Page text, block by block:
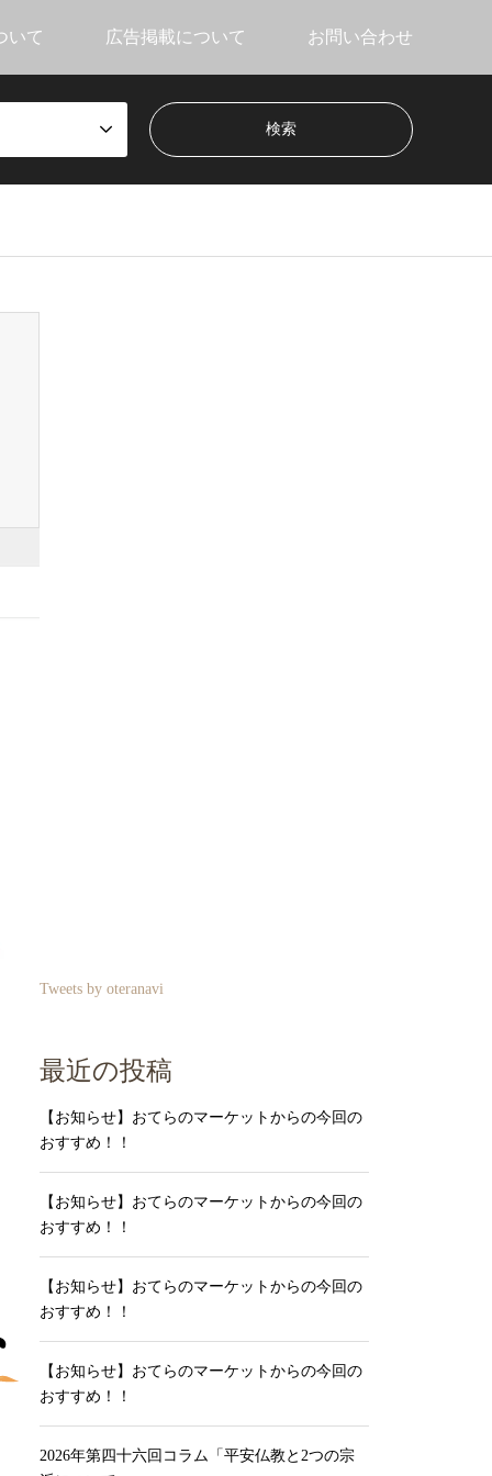
いて 広告掲載について お問い合わせ
Tweets by oteranavi
最近の投稿
【お知らせ】おてらのマーケットからの今回の
おすすめ！！
【お知らせ】おてらのマーケットからの今回の
おすすめ！！
【お知らせ】おてらのマーケットからの今回の
おすすめ！！
【お知らせ】おてらのマーケットからの今回の
おすすめ！！
2026年第四十六回コラム「平安仏教と2つの宗